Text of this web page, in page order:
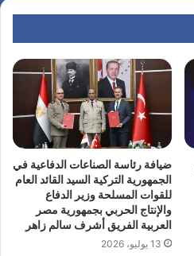
ضيافة رئاسة الصناعات الدفاعية في
الجمهورية التركية السيد القائد العام
للقوات المسلحة وزير الدفاع
والإنتاج الحربي بجمهورية مصر
العربية الفريق أشرف سالم زاهر
13 يوليو، 2026